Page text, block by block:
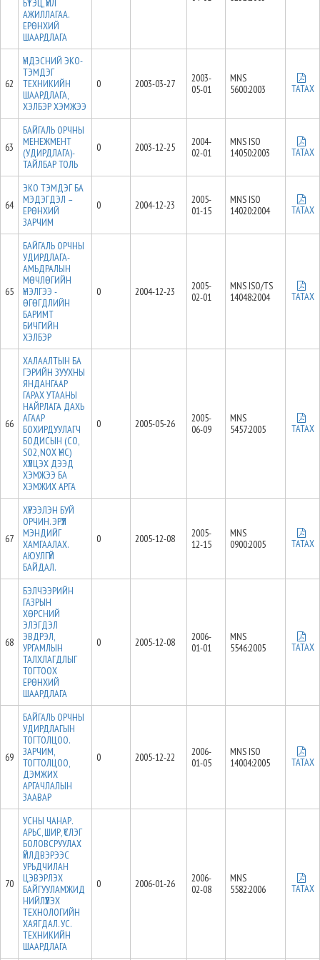
БҮТЭЦ, ҮЙЛ
АЖИЛЛАГАА.
ЕРӨНХИЙ
ШААРДЛАГА
62
ҮНДЭСНИЙ ЭКО-
ТЭМДЭГ
ТЕХНИКИЙН
ШААРДЛАГА,
ХЭЛБЭР ХЭМЖЭЭ
0 2003-03-27
2003-
05-01
MNS
5600:2003
ТАТАХ
63
БАЙГАЛЬ ОРЧНЫ
МЕНЕЖМЕНТ
(УДИРДЛАГА)-
ТАЙЛБАР ТОЛЬ
0 2003-12-25
2004-
02-01
MNS ISO
14050:2003
ТАТАХ
64
ЭКО ТЭМДЭГ БА
МЭДЭГДЭЛ –
ЕРӨНХИЙ
ЗАРЧИМ
0 2004-12-23
2005-
01-15
MNS ISO
14020:2004
ТАТАХ
65
БАЙГАЛЬ ОРЧНЫ
УДИРДЛАГА-
АМЬДРАЛЫН
МӨЧЛӨГИЙН
ҮНЭЛГЭЭ -
ӨГӨГДЛИЙН
БАРИМТ
БИЧГИЙН
ХЭЛБЭР
0 2004-12-23
2005-
02-01
MNS ISO/TS
14048:2004
ТАТАХ
66
ХАЛААЛТЫН БА
ГЭРИЙН ЗУУХНЫ
ЯНДАНГААР
ГАРАХ УТААНЫ
НАЙРЛАГА ДАХЬ
АГААР
БОХИРДУУЛАГЧ
БОДИСЫН (CO,
SO2, NOX ҮНС)
ХҮЛЦЭХ ДЭЭД
ХЭМЖЭЭ БА
ХЭМЖИХ АРГА
0 2005-05-26
2005-
06-09
MNS
5457:2005
ТАТАХ
67
ХҮРЭЭЛЭН БУЙ
ОРЧИН. ЭРҮҮЛ
МЭНДИЙГ
ХАМГААЛАХ.
АЮУЛГҮЙ
БАЙДАЛ.
0 2005-12-08
2005-
12-15
MNS
0900:2005
ТАТАХ
68
БЭЛЧЭЭРИЙН
ГАЗРЫН
ХӨРСНИЙ
ЭЛЭГДЭЛ
ЭВДРЭЛ,
УРГАМЛЫН
ТАЛХЛАГДЛЫГ
ТОГТООХ
ЕРӨНХИЙ
ШААРДЛАГА
0 2005-12-08
2006-
01-01
MNS
5546:2005
ТАТАХ
69
БАЙГАЛЬ ОРЧНЫ
УДИРДЛАГЫН
ТОГТОЛЦОО.
ЗАРЧИМ,
ТОГТОЛЦОО,
ДЭМЖИХ
АРГАЧЛАЛЫН
ЗААВАР
0 2005-12-22
2006-
01-05
MNS ISO
14004:2005
ТАТАХ
70
УСНЫ ЧАНАР.
АРЬС, ШИР, ҮСЛЭГ
БОЛОВСРУУЛАХ
ҮЙЛДВЭРЭЭС
УРЬДЧИЛАН
ЦЭВЭРЛЭХ
БАЙГУУЛАМЖИД
НИЙЛҮҮЛЭХ
ТЕХНОЛОГИЙН
ХАЯГДАЛ. УС.
ТЕХНИКИЙН
ШААРДЛАГА
0 2006-01-26
2006-
02-08
MNS
5582:2006
ТАТАХ